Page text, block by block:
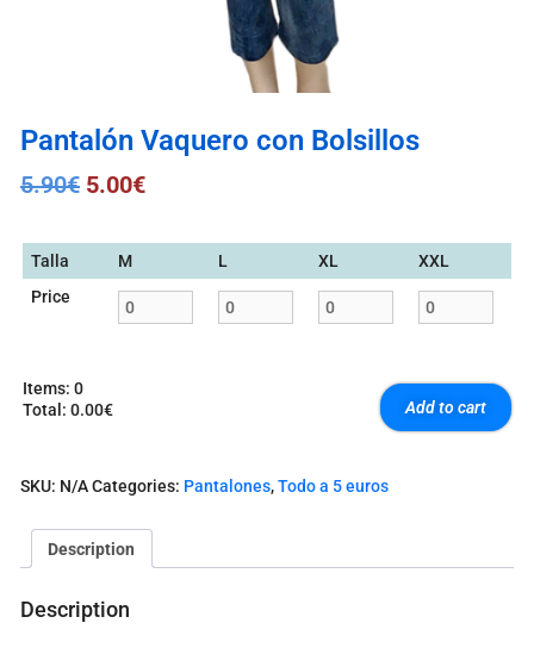
Pantalón Vaquero con Bolsillos
5.90€ 5.00€
Talla M L XL
XXL
Price
Items: 0
Total : 0.00€
e
o
Add to cart
SKU: N/ACategories: Pantalones,Todo a 5 euros
Description
Description